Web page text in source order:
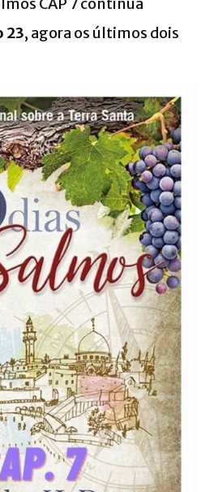
23, agora os últimos dois